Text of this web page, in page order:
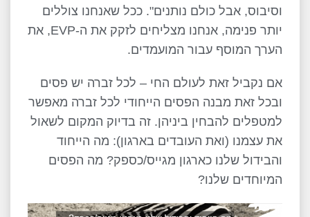
וסיבוס, אבל כולם נותנים". ככל שאנחנו צוללים
יותר פנימה, אנחנו מצליחים לזקק את ה-EVP, את
הערך המוסף עבור המועמדים.
אם נקביל זאת לעולם החי – לכל זברה יש פסים
ובכל זאת מבנה הפסים הייחודי לכל זברה מאפשר
למטפלים להבחין ביניהן. זה בדיוק המקום לשאול
את עצמנו (ואת העובדים בארגון): מה הייחוד
והבידול שלנו כארגון מגייס/כספק? מה הפסים
המיוחדים שלנו?